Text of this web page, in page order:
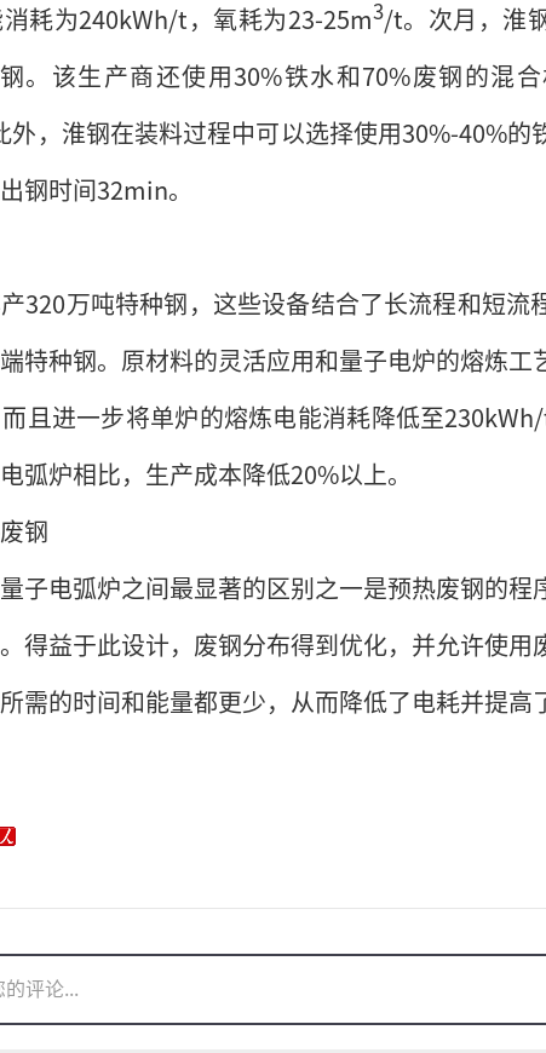
耗为240kWh/t，氧耗为23-25m3/t。次月，淮
。该生产商还使用30%铁水和70%废钢的混
，淮钢在装料过程中可以选择使用30%-40%的
钢时间32min。
320万吨特种钢，这些设备结合了长流程和短流
特种钢。原材料的灵活应用和量子电炉的熔炼工
且进一步将单炉的熔炼电能消耗降低至
弧炉相比，生产成本降低20%以上。
钢
子电弧炉之间最显著的区别之一是预热废钢的程
得益于此设计，废钢分布得到优化，并允许使用
需的时间和能量都更少，从而降低了电耗并提高